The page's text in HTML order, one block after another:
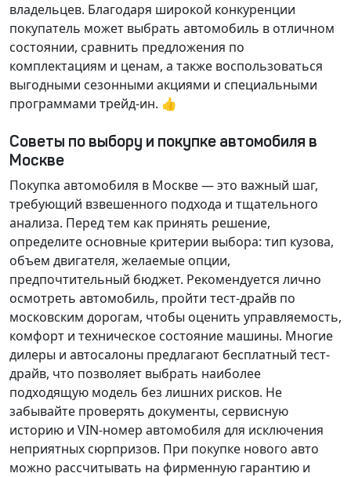
владельцев. Благодаря широкой конкуренции
покупатель может выбрать автомобиль в отличном
состоянии, сравнить предложения по
комплектациям и ценам, а также воспользоваться
выгодными сезонными акциями и специальными
программами трейд-ин. 👍
Советы по выбору и покупке автомобиля в
Москве
Покупка автомобиля в Москве — это важный шаг,
требующий взвешенного подхода и тщательного
анализа. Перед тем как принять решение,
определите основные критерии выбора: тип кузова,
объем двигателя, желаемые опции,
предпочтительный бюджет. Рекомендуется лично
осмотреть автомобиль, пройти тест-драйв по
московским дорогам, чтобы оценить управляемость,
комфорт и техническое состояние машины. Многие
дилеры и автосалоны предлагают бесплатный тест-
драйв, что позволяет выбрать наиболее
подходящую модель без лишних рисков. Не
забывайте проверять документы, сервисную
историю и VIN-номер автомобиля для исключения
неприятных сюрпризов. При покупке нового авто
можно рассчитывать на фирменную гарантию и